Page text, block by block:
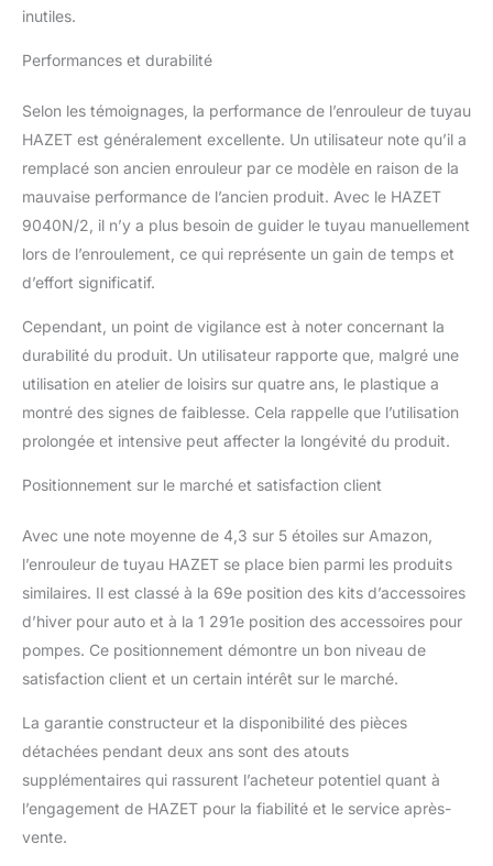
inutiles.
Performances et durabilité
Selon les témoignages, la performance de l’enrouleur de tuyau
HAZET est généralement excellente. Un utilisateur note qu’il a
remplacé son ancien enrouleur par ce modèle en raison de la
mauvaise performance de l’ancien produit. Avec le HAZET
9040N/2, il n’y a plus besoin de guider le tuyau manuellement
lors de l’enroulement, ce qui représente un gain de temps et
d’effort significatif.
Cependant, un point de vigilance est à noter concernant la
durabilité du produit. Un utilisateur rapporte que, malgré une
utilisation en atelier de loisirs sur quatre ans, le plastique a
montré des signes de faiblesse. Cela rappelle que l’utilisation
prolongée et intensive peut affecter la longévité du produit.
Positionnement sur le marché et satisfaction client
Avec une note moyenne de 4,3 sur 5 étoiles sur Amazon,
l’enrouleur de tuyau HAZET se place bien parmi les produits
similaires. Il est classé à la 69e position des kits d’accessoires
d’hiver pour auto et à la 1 291e position des accessoires pour
pompes. Ce positionnement démontre un bon niveau de
satisfaction client et un certain intérêt sur le marché.
La garantie constructeur et la disponibilité des pièces
détachées pendant deux ans sont des atouts
supplémentaires qui rassurent l’acheteur potentiel quant à
l’engagement de HAZET pour la fiabilité et le service après-
vente.